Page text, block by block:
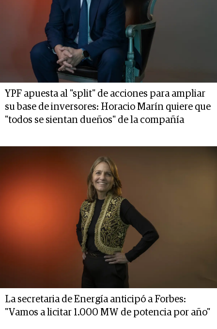
YPF apuesta al "split" de acciones para ampliar
su base de inversores: Horacio Marín quiere que
"todos se sientan dueños" de la compañía
La secretaria de Energía anticipó a Forbes:
"Vamos a licitar 1.000 MW de potencia por año"